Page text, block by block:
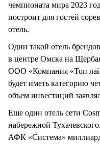
чемпионата мира 2023
построит для гостей
отель.
Один такой отель
в центре Омска на
ООО «Компания «Топ
будет иметь категорию
объем инвестиций
Еще один отель сети
набережной
АФК «Система»